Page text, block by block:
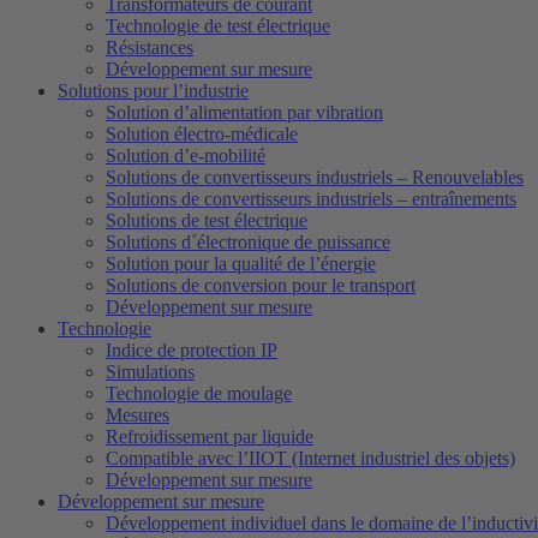
Transformateurs de courant
Technologie de test électrique
Résistances
Développement sur mesure
Solutions pour l’industrie
Solution d’alimentation par vibration
Solution électro-médicale
Solution d’e-mobilité
Solutions de convertisseurs industriels – Renouvelables
Solutions de convertisseurs industriels – entraînements
Solutions de test électrique
Solutions d´électronique de puissance
Solution pour la qualité de l’énergie
Solutions de conversion pour le transport
Développement sur mesure
Technologie
Indice de protection IP
Simulations
Technologie de moulage
Mesures
Refroidissement par liquide
Compatible avec l’IIOT (Internet industriel des objets)
Développement sur mesure
Développement sur mesure
Développement individuel dans le domaine de